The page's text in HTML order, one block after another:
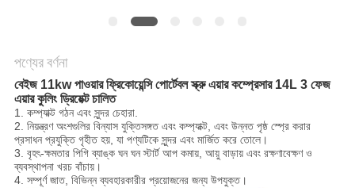
পণ্যের বর্ণনা
বেইজ 11kw পাওয়ার ফ্রিকোয়েন্সি পোর্টেবল স্ক্রু এয়ার কম্প্রেসার 14L 3 ফেজ
এয়ার কুলিং ড্রিয়েক্ট চালিত
1. কম্প্যাক্ট গঠন এবং সুন্দর চেহারা.
2. নিয়ন্ত্রণ অংশগুলির বিন্যাস যুক্তিসঙ্গত এবং কম্প্যাক্ট, এবং উন্নত পৃষ্ঠ স্প্রে করার
প্রসাধন প্রযুক্তি গৃহীত হয়, যা পণ্যটিকে সুন্দর এবং মার্জিত করে তোলে।
3. বৃহৎ-ক্ষমতার পিগি ব্যাঙ্ক ঘন ঘন স্টার্ট আপ কমায়, আয়ু বাড়ায় এবং রক্ষণাবেক্ষণ ও
ব্যবস্থাপনা খরচ বাঁচায়।
4. সম্পূর্ণ জাত, বিভিন্ন ব্যবহারকারীর প্রয়োজনের জন্য উপযুক্ত।